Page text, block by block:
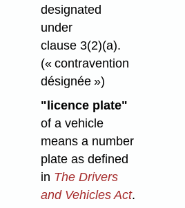
designated
under
clause 3(2)⁠(a).
(« contravention
désignée »)
"licence plate"
of a vehicle
means a number
plate as defined
in The Drivers
and Vehicles Act.